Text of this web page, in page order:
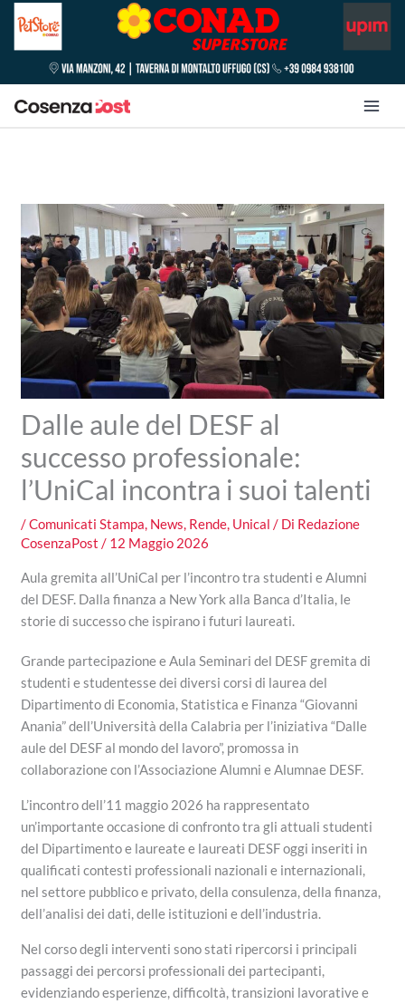
Dalle aule del DESF al
successo professionale:
l’UniCal incontra i suoi talenti
/Comunicati Stampa, News, Rende, Unical / Di Redazione
CosenzaPost/ 12 Maggio 2026
Aula gremita all’UniCal per l’incontro tra studenti e Alumni
del DESF. Dalla finanza a New York alla Banca d’Italia, le
storie di successo che ispirano i futuri laureati.
Grande partecipazione e Aula Seminari del DESF gremita di
studenti e studentesse dei diversi corsi di laurea del
Dipartimento di Economia, Statistica e Finanza “Giovanni
Anania” dell’Università della Calabria per l’iniziativa “Dalle
aule del DESF al mondo del lavoro”, promossa in
collaborazione con l’Associazione Alumni e Alumnae DESF.
L’incontro dell’11 maggio 2026 ha rappresentato
un’importante occasione di confronto tra gli attuali studenti
del Dipartimento e laureate e laureati DESF oggi inseriti in
qualificati contesti professionali nazionali e internazionali,
nel settore pubblico e privato, della consulenza, della finanza,
dell’analisi dei dati, delle istituzioni e dell’industria.
Nel corso degli interventi sono stati ripercorsi i principali
passaggi dei percorsi professionali dei partecipanti,
evidenziando esperienze, difficoltà, transizioni lavorative e